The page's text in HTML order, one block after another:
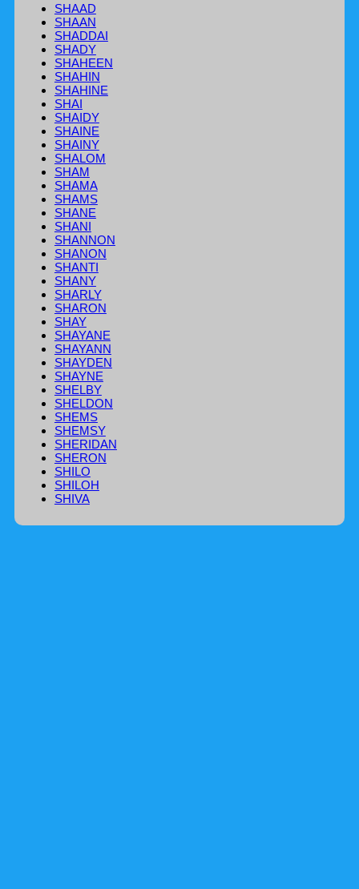
SHAAD
SHAAN
SHADDAI
SHADY
SHAHEEN
SHAHIN
SHAHINE
SHAI
SHAIDY
SHAINE
SHAINY
SHALOM
SHAM
SHAMA
SHAMS
SHANE
SHANI
SHANNON
SHANON
SHANTI
SHANY
SHARLY
SHARON
SHAY
SHAYANE
SHAYANN
SHAYDEN
SHAYNE
SHELBY
SHELDON
SHEMS
SHEMSY
SHERIDAN
SHERON
SHILO
SHILOH
SHIVA